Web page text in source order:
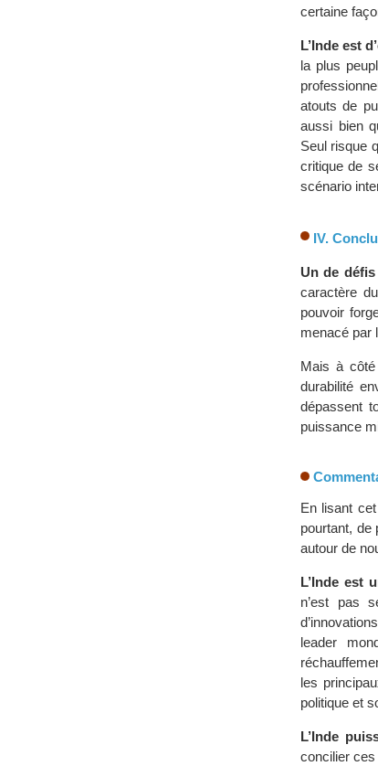
certaine
L’Inde est
la plus
atouts de
aussi bien
Seul risque
critique de
scénario
IV.
Un de
caractère
pouvoir
menacé par
Mais à
durabilité
dépassent
puissance
En lisant
pourtant, de
autour de
L’Inde est
n’est pas
leader
les
politique et
L’Inde
concilier ces